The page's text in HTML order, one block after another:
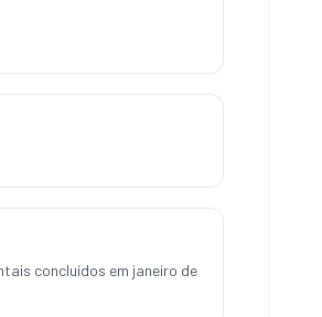
concluídos em janeiro de